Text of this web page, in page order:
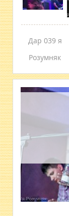
Дар 039 я
Розумняк